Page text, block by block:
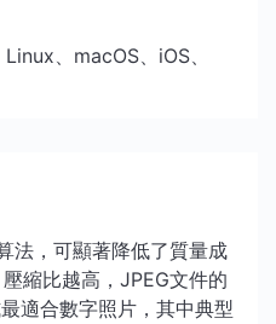
、macOS、iOS、
法，可顯著降低了質量成
縮比越高，JPEG文件的
適合數字照片，其中典型